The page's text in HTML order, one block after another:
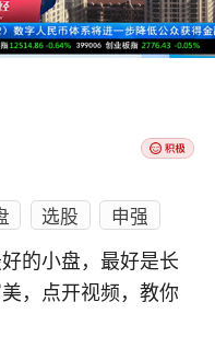
选股 申强
的小盘，最好是长
，点开视频，教你